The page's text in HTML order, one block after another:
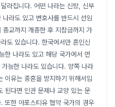
라집니다. 어떤 나라는 신랑, 신부
라도 있고 변호사를 반드시 선임
교까지 개종한 후 지참금까지 가
도 있습니다. 한국에서만 혼인신
한 나라도 있고 해당 국가에서 먼
능한 나라도 있습니다. 양쪽 나라
이유는 중혼을 방지하기 위해서입
된다면 인권 문제나 교양 있는 문
또한 아포스티유 협약 국가의 경우